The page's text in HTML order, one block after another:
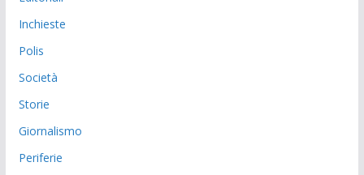
Inchieste
Polis
Società
Storie
Giornalismo
Periferie